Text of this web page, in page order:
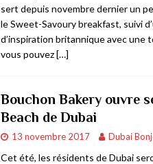
sert depuis novembre dernier un
le Sweet-Savoury breakfast, suivi
d’inspiration britannique avec une
vous pouvez[…]
Bouchon Bakery ouvre
Beach de Dubai
13 novembre 2017 Dubai
Cet été, les résidents de Dubai